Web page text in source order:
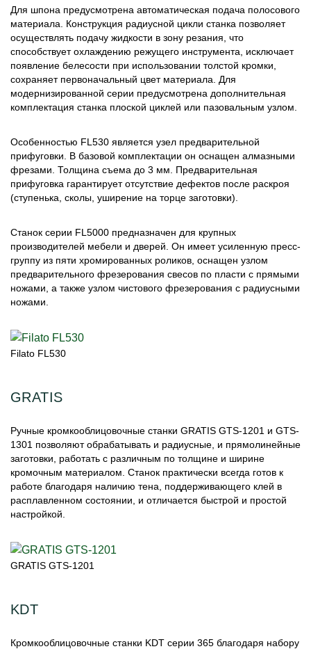
Для шпона предусмотрена автоматическая подача полосового
материала. Конструкция радиусной цикли станка позволяет
осуществлять подачу жидкости в зону резания, что
способствует охлаждению режущего инструмента, исключает
появление белесости при использовании толстой кромки,
сохраняет первоначальный цвет материала. Для
модернизированной серии предусмотрена дополнительная
комплектация станка плоской циклей или пазовальным узлом.
Особенностью FL530 является узел предварительной
прифуговки. В базовой комплектации он оснащен алмазными
фрезами. Толщина съема до 3 мм. Предварительная
прифуговка гарантирует отсутствие дефектов после раскроя
(ступенька, сколы, уширение на торце заготовки).
Станок серии FL5000 предназначен для крупных
производителей мебели и дверей. Он имеет усиленную пресс-
группу из пяти хромированных роликов, оснащен узлом
предварительного фрезерования свесов по пласти с прямыми
ножами, а также узлом чистового фрезерования с радиусными
ножами.
Filato FL530
GRATIS
Ручные кромкооблицовочные станки GRATIS GTS-1201 и GTS-
1301 позволяют обрабатывать и радиусные, и прямолинейные
заготовки, работать с различным по толщине и ширине
кромочным материалом. Cтанок практически всегда готов к
работе благодаря наличию тена, поддерживающего клей в
расплавленном состоянии, и отличается быстрой и простой
настройкой.
GRATIS GTS-1201
KDT
Кромкооблицовочные станки KDT серии 365 благодаря набору